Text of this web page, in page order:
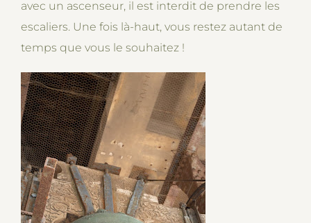
avec un ascenseur, il est interdit de prendre les
escaliers. Une fois là-haut, vous restez autant de
temps que vous le souhaitez !